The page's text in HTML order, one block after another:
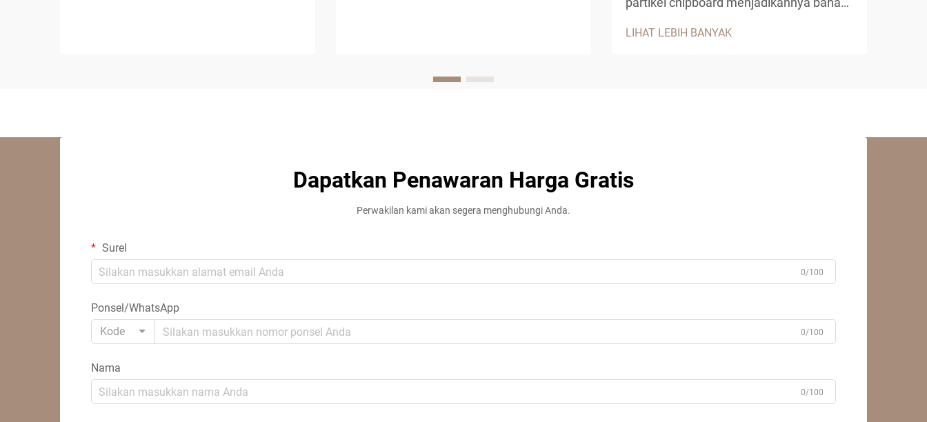
manufaktur furnitur, serta aplikasi desain
LIHAT LEBIH BANYAK
Dapatkan Penawaran Harga Gratis
Perwakilan kami akan segera menghubungi Anda.
Surel
0/100
Ponsel/WhatsApp
Kode
0/100
Nama
0/100